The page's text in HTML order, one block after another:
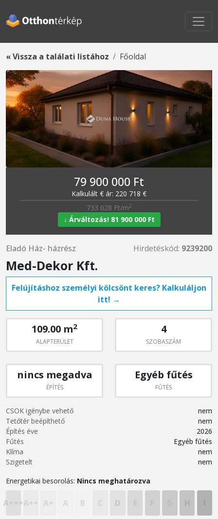
« Vissza a találati listához Főoldal
79 900 000 Ft
Kalkulált € ár: 220 718 €
733 028 Ft/m2
↓ Árváltozás! 81 900 000 Ft
Eladó Ház- házrész Hirdetéskód: 9239200
Med-Dekor Kft.
Felújításhoz személyi kölcsönt keres? Kalkuláljon
itt! →
109.00 m2
ALAPTERÜLET
4
SZOBASZÁM
nincs megadva
ÉPÍTÉS
Egyéb fűtés
FŰTÉS
CSOK igénybe vehető
nem
Tetőtér beépíthető
nem
Építés éve
2026
Fűtés
Egyéb fűtés
Klíma
nem
Szigetelt
nem
Energetikai besorolás: Nincs meghatározva
A+++A++ A+ A B C D